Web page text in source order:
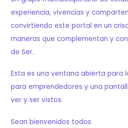
experiencia, vivencias y
convirtiendo este portal en un
maneras que complementan y
de Ser.
Esta es una ventana abierta para
para emprendedores y una
ver y ser vistos.
Sean bienvenidos todos